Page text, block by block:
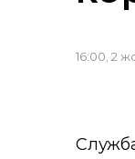
16:00, 2